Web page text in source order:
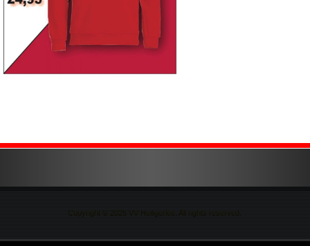
Copyright © 2026 VV Heiligerlee. All rights reserved.